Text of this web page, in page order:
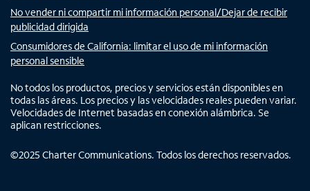
No vender ni compartir mi información personal/Dejar de recibir
publicidad dirigida
Consumidores de California: limitar el uso de mi información
personal sensible
No todos los productos, precios y servicios están disponibles en
todas las áreas. Los precios y las velocidades reales pueden variar.
Velocidades de Internet basadas en conexión alámbrica. Se
aplican restricciones.
©2025 Charter Communications. Todos los derechos reservados.